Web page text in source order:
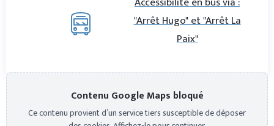
"Arrêt Hugo" et "Arrêt La
Paix"
Contenu Google Maps bloqué
Ce contenu provient d’un service tiers susceptible de déposer